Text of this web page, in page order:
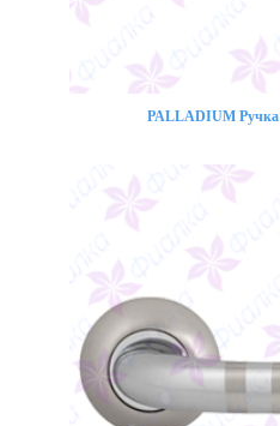
PALLADIUM Ручка